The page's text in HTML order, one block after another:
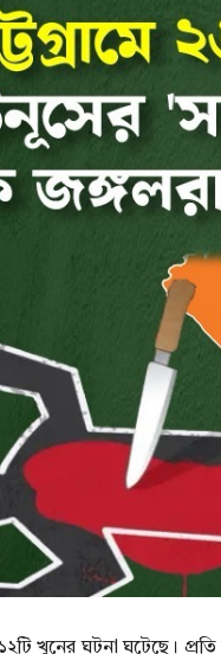
১২টি খুনের ঘটনা ঘটেছে।